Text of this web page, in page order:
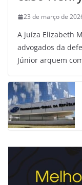
23 de março de
A juíza Elizabeth
advogados da
Júnior arquem